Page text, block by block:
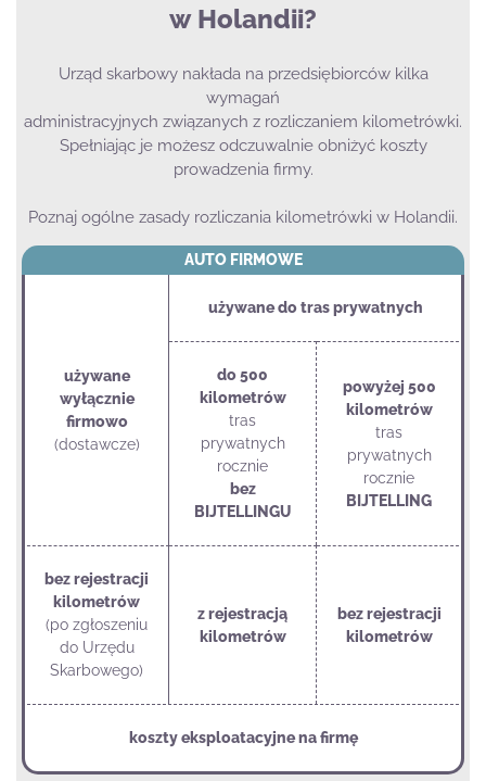
w Holandii?
Urząd skarbowy nakłada na przedsiębiorców kilka
wymagań
administracyjnych związanych z rozliczaniem kilometrówki.
Spełniając je możesz odczuwalnie obniżyć koszty
prowadzenia firmy.
Poznaj ogólne zasady rozliczania kilometrówki w Holandii.
AUTO FIRMOWE
używane
wyłącznie
firmowo
(dostawcze)
używane do tras prywatnych
do 500
kilometrów
tras
prywatnych
rocznie
bez
BIJTELLINGU
powyżej 500
kilometrów
tras
prywatnych
rocznie
BIJTELLING
bez rejestracji
kilometrów
(po zgłoszeniu
do Urzędu
Skarbowego)
z rejestracją
kilometrów
bez rejestracji
kilometrów
koszty eksploatacyjne na firmę